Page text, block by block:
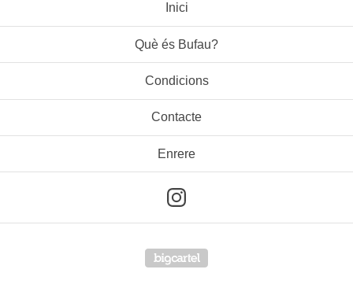
Inici
Què és Bufau?
Condicions
Contacte
Enrere